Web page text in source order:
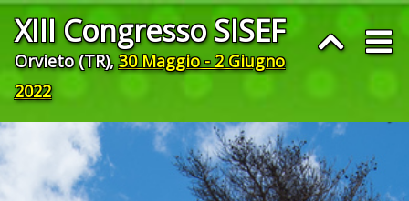
XIII Congresso SISEF
Orvieto (TR),30 Maggio - 2 Giugno
2022